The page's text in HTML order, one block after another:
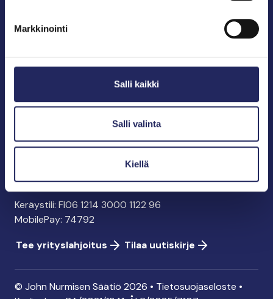
Markkinointi
Salli kaikki
Salli valinta
Kiellä
info@jnfoundation.fi
Kaikki yhteystiedot
Tee lahjoitus
Keräystili: FI06 1214 3000 1122 96
MobilePay: 74792
Tee yrityslahjoitus
Tilaa uutiskirje
© John Nurmisen Säätiö 2026 • Tietosuojaseloste •